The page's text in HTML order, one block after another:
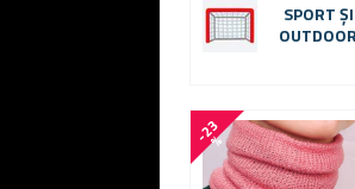
SPORT ȘI
-
2
3
%